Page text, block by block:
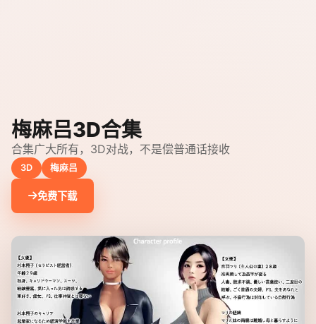
梅麻吕3D合集
合集广大所有，3D对战，不是偿普通话接收
3D 梅麻吕
免费下载